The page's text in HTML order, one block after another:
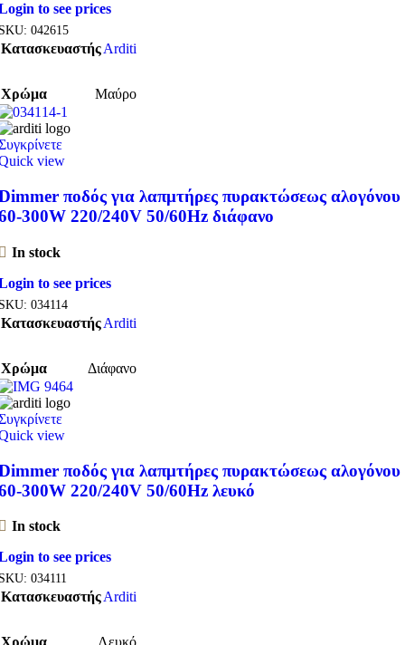
to see prices
042615
ΚατασκευαστήςArditi
Χρώμα Μαύρο
view
ποδός για λαπμτήρες πυρακτώσεως αλογόνου
300W 220/240V 50/60Hz διάφανο
In stock
to see prices
034114
ΚατασκευαστήςArditi
Χρώμα Διάφανο
view
ποδός για λαπμτήρες πυρακτώσεως αλογόνου
300W 220/240V 50/60Hz λευκό
In stock
to see prices
034111
ΚατασκευαστήςArditi